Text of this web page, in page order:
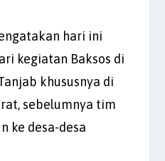
hari ini
kegiatan Baksos di
khususnya di
sebelumnya tim
ke desa-desa